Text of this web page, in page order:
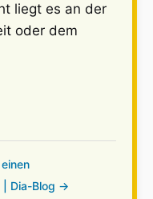
liegt es an der
oder dem
| Dia-Blog →